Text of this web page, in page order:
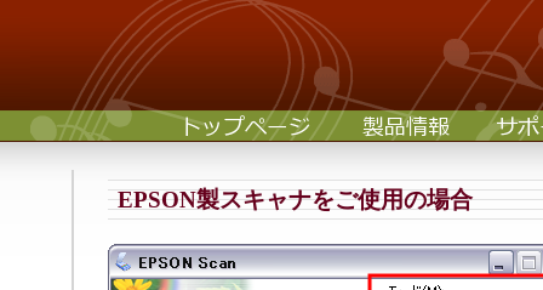
EPSON製スキャナをご使用の場合